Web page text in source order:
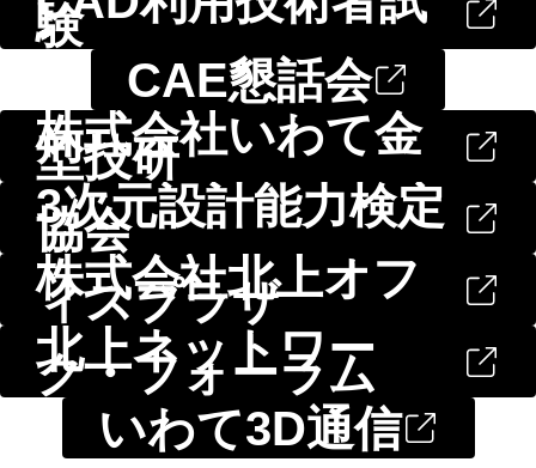
験
CAE懇話会
株式会社いわて金
型技研
3次元設計能力検定
協会
株式会社北上オフ
ィスプラザ
北上ネットワー
ク・フォーラム
いわて3D通信